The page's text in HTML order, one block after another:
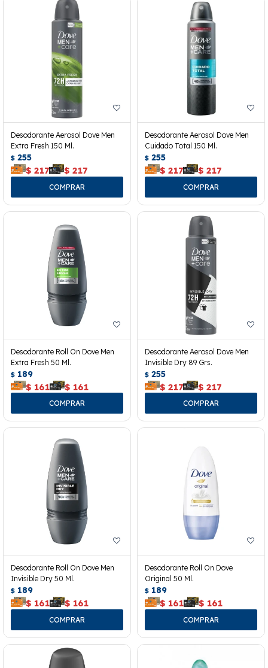
Desodorante Aerosol Dove Men
Extra Fresh 150 Ml.
$ 255
$ 217 $ 217
Desodorante Aerosol Dove Men
Cuidado Total 150 Ml.
$ 255
$ 217 $ 217
Desodorante Roll On Dove Men
Extra Fresh 50 Ml.
$ 189
$ 161 $ 161
Desodorante Aerosol Dove Men
Invisible Dry 89 Grs.
$ 255
$ 217 $ 217
Desodorante Roll On Dove Men
Invisible Dry 50 Ml.
$ 189
$ 161 $ 161
Desodorante Roll On Dove
Original 50 Ml.
$ 189
$ 161 $ 161